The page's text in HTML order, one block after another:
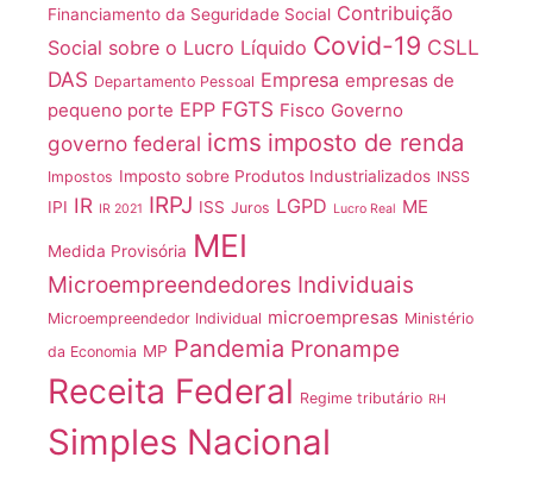
Financiamento da Seguridade Social Contribuição
Social sobre o Lucro Líquido Covid-19 CSLL
DAS Departamento Pessoal Empresa empresas de
pequeno porte EPP FGTS Fisco Governo
governo federal icms imposto de renda
Impostos Imposto sobre Produtos Industrializados INSS
IPI IR IR 2021 IRPJ ISS Juros LGPD Lucro Real ME
Medida Provisória MEI
Microempreendedores Individuais
Microempreendedor Individual microempresas Ministério
da Economia MP Pandemia Pronampe
Receita Federal Regime tributário RH
Simples Nacional